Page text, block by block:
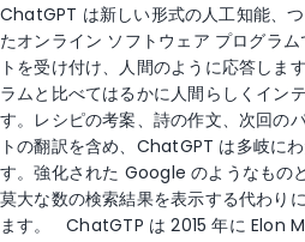
ChatGPT は新しい形式の人工知能、
たオンライン ソフトウェア プログラ
トを受け付け、人間のように応答しま
ラムと比べてはるかに人間らしくイン
す。レシピの考案、詩の作文、次回の
トの翻訳を含め、ChatGPT は多岐に
す。強化された Google のようなもの
莫大な数の検索結果を表示する代わり
ます。
ChatGTP は 2015 年に Elon